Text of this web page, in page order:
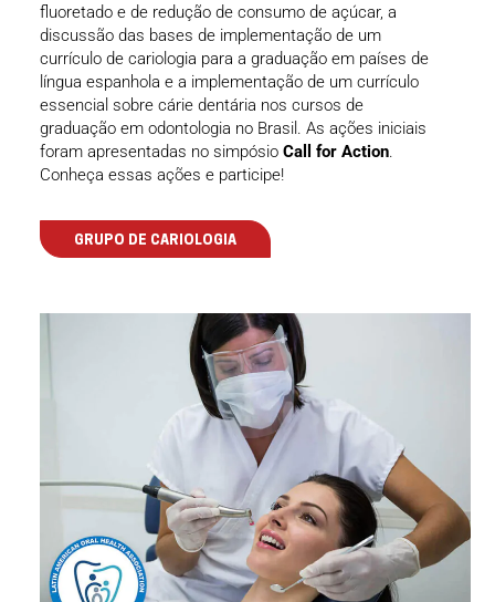
fluoretado e de redução de consumo de açúcar, a
discussão das bases de implementação de um
currículo de cariologia para a graduação em países de
língua espanhola e a implementação de um currículo
essencial sobre cárie dentária nos cursos de
graduação em odontologia no Brasil. As ações iniciais
foram apresentadas no simpósio Call for Action.
Conheça essas ações e participe!
GRUPO DE CARIOLOGIA